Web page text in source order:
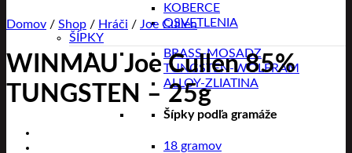
KOBERCE
OSVETLENIA
ŠÍPKY
BRASS-MOSADZ
TUNGSTEN-WOLFRAM
ALLOY-ZLIATINA
Šípky podľa gramáže
18 gramov
Domov / Shop / Hráči / Joe Cullen
WINMAU Joe Cullen 85%
TUNGSTEN – 25g